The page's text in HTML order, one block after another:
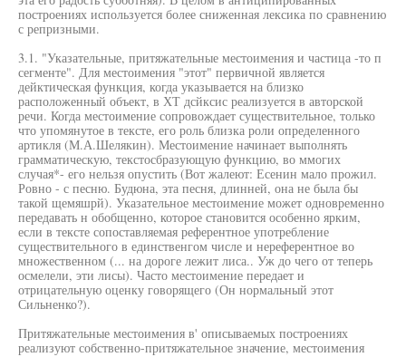
построениях используется более сниженная лексика по сравнению
с репризными.
3.1. "Указательные, притяжательные местоимения и частица -то п
сегменте". Для местоимения "этот" первичной является
дейктическая функция, когда указывается на близко
расположенный объект, в ХТ дсйксис реализуется в авторской
речи. Когда местоимение сопровождает существительное, только
что упомянутое в тексте, его роль близка роли определенного
артикля (М.А.Шелякин). Местоимение начинает выполнять
грамматическую, текстосбразующую функцию, во ммогих
случая*- его нельзя опустить (Вот жалеют: Есенин мало прожил.
Ровно - с песню. Будюна, эта песня, длинней, она не была бы
такой щемяшрй). Указательное местоимение может одновременно
передавать н обобщенно, которое становится особенно ярким,
если в тексте сопоставляемая референтное употребление
существительного в единственгом числе и нереферентное во
множественном (... на дороге лежит лиса.. Уж до чего от теперь
осмелели, эти лисы). Часто местоимение передает и
отрицательную оценку говорящего (Он нормальный этот
Сильненко?).
Притяжательные местоимения в' описываемых построениях
реализуют собственно-притяжательное значение, местоимения